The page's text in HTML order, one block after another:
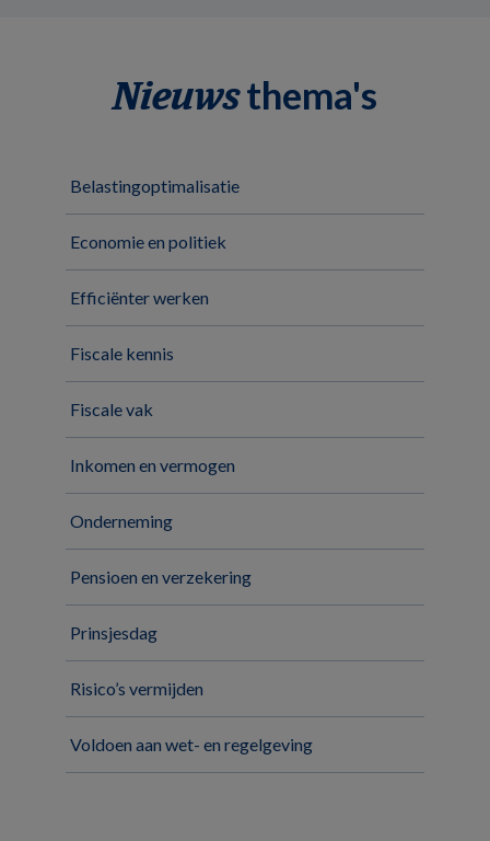
Nieuwsthema's
Belastingoptimalisatie
Economie en politiek
Efficiënter werken
Fiscale kennis
Fiscale vak
Inkomen en vermogen
Onderneming
Pensioen en verzekering
Prinsjesdag
Risico’s vermijden
Voldoen aan wet- en regelgeving